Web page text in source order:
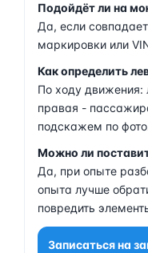
Подойдёт ли на
Да, если
маркировки или
Как определить
По ходу движения:
правая -
подскажем по
Можно ли
Да, при опыте
опыта лучше
повредить
Записаться на